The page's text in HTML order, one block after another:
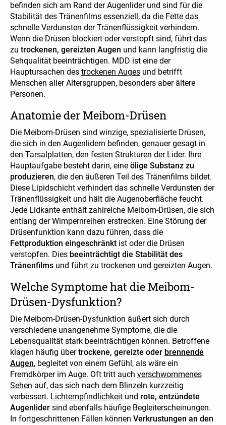
befinden sich am Rand der Augenlider und sind für die
Stabilität des Tränenfilms essenziell, da die Fette das
schnelle Verdunsten der Tränenflüssigkeit verhindern.
Wenn die Drüsen blockiert oder verstopft sind, führt das
zu trockenen, gereizten Augen und kann langfristig die
Sehqualität beeinträchtigen. MDD ist eine der
Hauptursachen des trockenen Auges und betrifft
Menschen aller Altersgruppen, besonders aber ältere
Personen.
Anatomie der Meibom-Drüsen
Die Meibom-Drüsen sind winzige, spezialisierte Drüsen,
die sich in den Augenlidern befinden, genauer gesagt in
den Tarsalplatten, den festen Strukturen der Lider. Ihre
Hauptaufgabe besteht darin, eine ölige Substanz zu
produzieren, die den äußeren Teil des Tränenfilms bildet.
Diese Lipidschicht verhindert das schnelle Verdunsten der
Tränenflüssigkeit und hält die Augenoberfläche feucht.
Jede Lidkante enthält zahlreiche Meibom-Drüsen, die sich
entlang der Wimpernreihen erstrecken. Eine Störung der
Drüsenfunktion kann dazu führen, dass die
Fettproduktion eingeschränkt ist oder die Drüsen
verstopfen. Dies beeinträchtigt die Stabilität des
Tränenfilms und führt zu trockenen und gereizten Augen.
Welche Symptome hat die Meibom-
Drüsen-Dysfunktion?
Die Meibom-Drüsen-Dysfunktion äußert sich durch
verschiedene unangenehme Symptome, die die
Lebensqualität stark beeinträchtigen können. Betroffene
klagen häufig übertrockene, gereizte oder brennende
Augen, begleitet von einem Gefühl, als wäre ein
Fremdkörper im Auge. Oft tritt auch verschwommenes
Sehen auf, das sich nach dem Blinzeln kurzzeitig
verbessert. Lichtempfindlichkeit und rote, entzündete
Augenlider sind ebenfalls häufige Begleiterscheinungen.
In fortgeschrittenen Fällen können Verkrustungen an den